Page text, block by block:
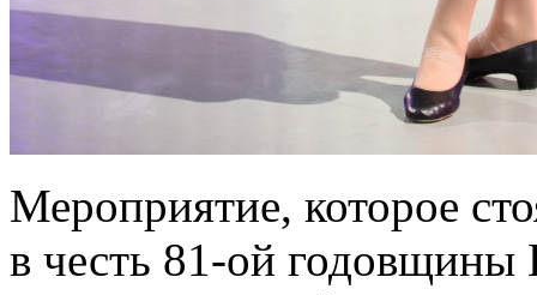
Мероприятие, которое
в честь 81-ой